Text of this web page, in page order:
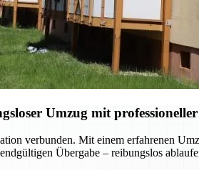
Umzug mit
verbunden. Mit einem erfahrenen
Übergabe – reibungslos